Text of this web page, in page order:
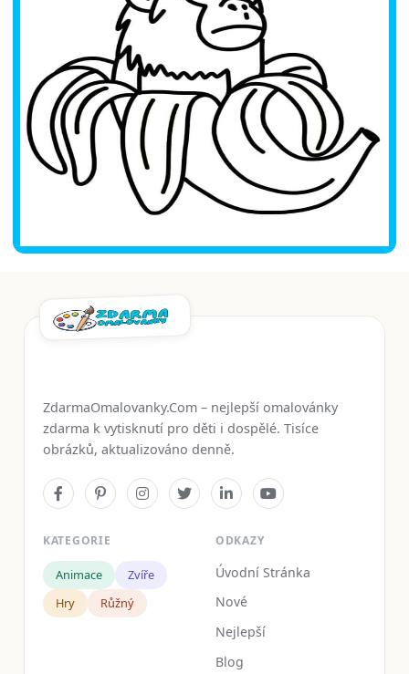
ZdarmaOmalovanky.Com – nejlepší omalovánky
zdarma k vytisknutí pro děti i dospělé. Tisíce
obrázků, aktualizováno denně.
KATEGORIE
Animace
Zvíře
Hry
Růžný
ODKAZY
Úvodní Stránka
Nové
Nejlepší
Blog